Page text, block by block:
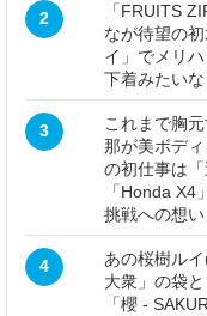
2
「FRUITS
なが待望の
イ」でメリ
下着みたい
3
これまで胸
那が美ボデ
の初仕事は
「Honda
挑戦への想
4
あの桜樹ル
大衆」の袋
「櫻 -